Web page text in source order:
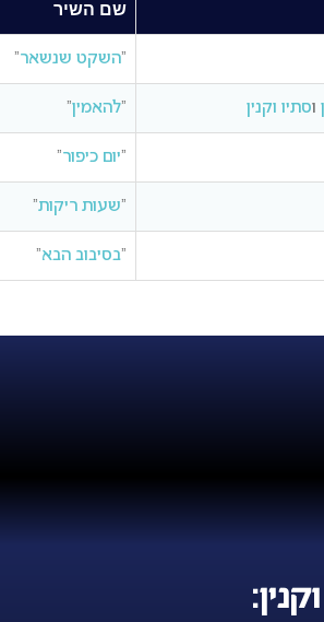
שם השיר
“השקט שנשאר“
וסתיו וקנין “להאמין“
“יום כיפור“
“שעות ריקות“
“בסיבוב הבא“